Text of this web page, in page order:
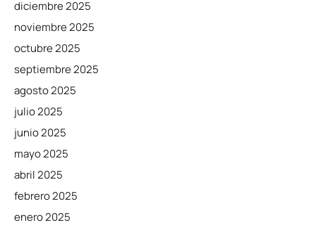
diciembre 2025
noviembre 2025
octubre 2025
septiembre 2025
agosto 2025
julio 2025
junio 2025
mayo 2025
abril 2025
febrero 2025
enero 2025